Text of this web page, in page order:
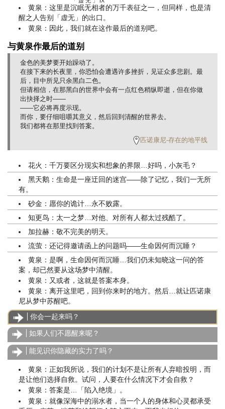
黄泉：这里是沉眠无相者的万千表征之一，但同样，也是清
醒之人告别「虚无」的出口。
黄泉：因此，我们就在这作最后的道别吧。
与黄泉作最后的道别
金色的美梦要开始躁动了。
在接下来的长夜里，你恐怕会遭遇许多挫折，见证众多悲剧。最
后，目中所见只余黑白二色。
但请相信，在那黑白的世界中会有一点红色稍纵即逝，但在你做
出抉择之时——
——它必将再度示现。
而你，要仔细咀嚼其意义，然后回到清醒的世界去。
我们都将在那里找到答案。
匹诺康尼-存在的地平线
花火：千万要区分现实和想象的界限…好吗，小灰毛？
黑天鹅：生命是一座迂回的迷宫——除了记忆，我们一无所
有。
砂金：愿你的诡计…永不败露。
知更鸟：太一之梦…对他、对所有人都太过残酷了。
加拉赫：敬不完美的明天。
流萤：还记得邀请函上的问题吗——生命因何而沉睡？
黄泉：是啊，生命因何而沉睡…我们仍未知晓这一问的答
案，却已然要从这场梦中清醒。
黄泉：又或者，这就是答案本身。
黄泉：离开这里吧，回到你来时的地方。然后…就让匹诺康
尼从梦中苏醒吧。
你会一起来吗？
如果人们不愿醒来呢？
能见识你隐藏的实力了吗？
黄泉：正如我所说，我们的计划不是让所有人弃暗投明，而
是让他们选择自救。试问，人要在什么情况下才会自救？
黄泉：答案是…「陷入绝境」。
黄泉：就像深海中的溺水者，当一个人的身体和心灵都承受